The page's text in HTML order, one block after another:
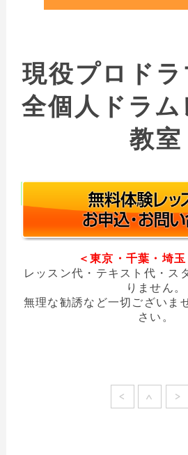
現役プロド
全個人ドラ
教室
＜東京・千葉・埼玉
レッスン代・テキスト代・ス
りません。
無理な勧誘など一切ございま
さい。